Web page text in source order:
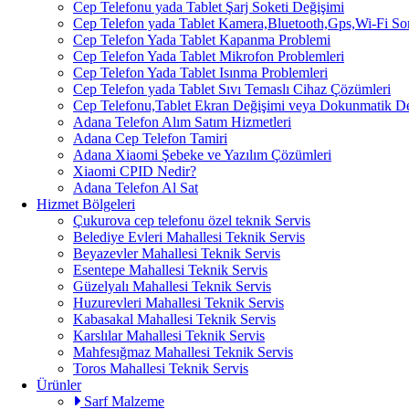
Cep Telefonu yada Tablet Şarj Soketi Değişimi
Cep Telefon yada Tablet Kamera,Bluetooth,Gps,Wi-Fi
Cep Telefon Yada Tablet Kapanma Problemi
Cep Telefon Yada Tablet Mikrofon Problemleri
Cep Telefon Yada Tablet Isınma Problemleri
Cep Telefon yada Tablet Sıvı Temaslı Cihaz Çözümleri
Cep Telefonu,Tablet Ekran Değişimi veya Dokunmatik
Adana Telefon Alım Satım Hizmetleri
Adana Cep Telefon Tamiri
Adana Xiaomi Şebeke ve Yazılım Çözümleri
Xiaomi CPID Nedir?
Adana Telefon Al Sat
Hizmet Bölgeleri
Çukurova cep telefonu özel teknik Servis
Belediye Evleri Mahallesi Teknik Servis
Beyazevler Mahallesi Teknik Servis
Esentepe Mahallesi Teknik Servis
Güzelyalı Mahallesi Teknik Servis
Huzurevleri Mahallesi Teknik Servis
Kabasakal Mahallesi Teknik Servis
Karslılar Mahallesi Teknik Servis
Mahfesığmaz Mahallesi Teknik Servis
Toros Mahallesi Teknik Servis
Ürünler
Sarf Malzeme